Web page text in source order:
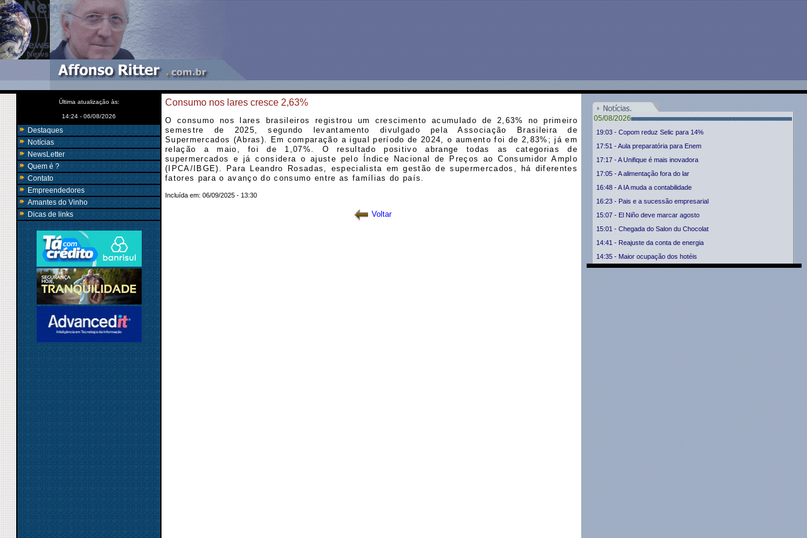
Última atualização às:
14:24 - 06/08/2026
Destaques
Notícias
NewsLetter
Quem é ?
Contato
Empreendedores
Amantes do Vinho
Dicas de links
Consumo nos lares cresce 2,63%
O consumo nos lares brasileiros registrou um crescimento acumulado de 2,63% no primeiro
semestre de 2025, segundo levantamento divulgado pela Associação Brasileira de
Supermercados (Abras). Em comparação a igual período de 2024, o aumento foi de 2,83%; já em
relação a maio, foi de 1,07%. O resultado positivo abrange todas as categorias de
supermercados e já considera o ajuste pelo Índice Nacional de Preços ao Consumidor Amplo
(IPCA/IBGE). Para Leandro Rosadas, especialista em gestão de supermercados, há diferentes
fatores para o avanço do consumo entre as famílias do país.
Incluída em: 06/09/2025 - 13:30
Voltar
05/08/2026
19:03 - Copom reduz Selic para 14%
17:51 - Aula preparatória para Enem
17:17 - A Unifique é mais inovadora
17:05 - A alimentação fora do lar
16:48 - A IA muda a contabilidade
16:23 - Pais e a sucessão empresarial
15:07 - El Niño deve marcar agosto
15:01 - Chegada do Salon du Chocolat
14:41 - Reajuste da conta de energia
14:35 - Maior ocupação dos hotéis